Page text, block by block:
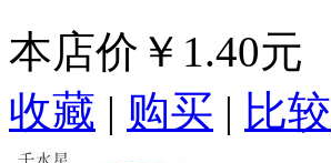
本店价 ￥1.40元
收藏 | 购买 | 比较